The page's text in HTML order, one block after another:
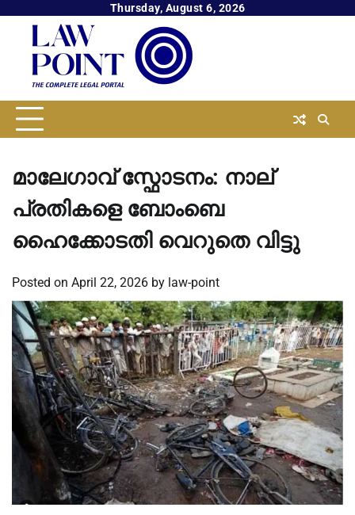
content
Thursday, August 6, 2026
മാലേഗാവ് സ്ഫോടനം: നാല്
പ്രതികളെ ബോംബെ
ഹൈക്കോടതി വെറുതെ വിട്ടു
Posted on April 22, 2026 by law-point